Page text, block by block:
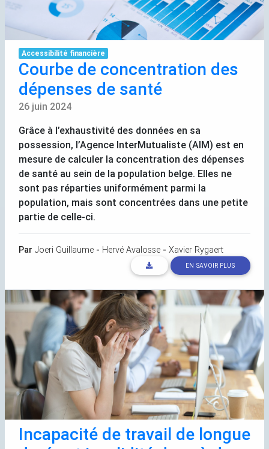
Accessibilité financière
Courbe de concentration des
dépenses de santé
26 juin 2024
Grâce à l’exhaustivité des données en sa
possession, l’Agence InterMutualiste (AIM) est en
mesure de calculer la concentration des dépenses
de santé au sein de la population belge. Elles ne
sont pas réparties uniformément parmi la
population, mais sont concentrées dans une petite
partie de celle-ci.
Par Joeri Guillaume - Hervé Avalosse - Xavier Rygaert
EN SAVOIR PLUS
Incapacité de travail de longue